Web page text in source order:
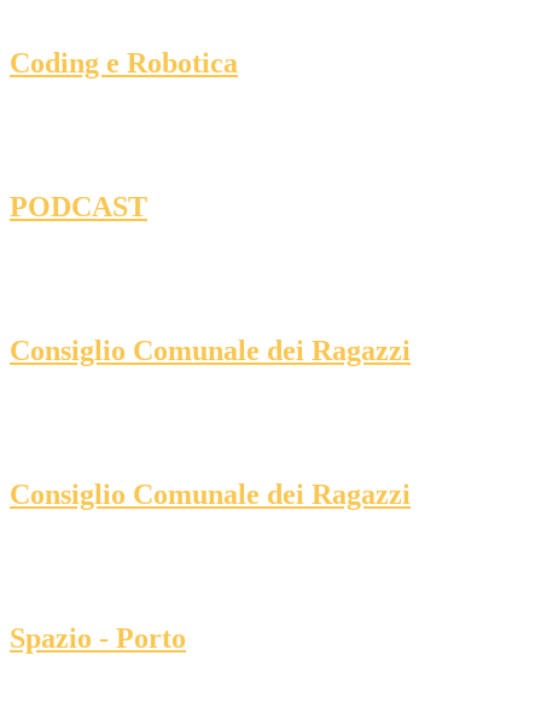
Coding e Robotica
PODCAST
Consiglio Comunale dei Ragazzi
Consiglio Comunale dei Ragazzi
Spazio - Porto